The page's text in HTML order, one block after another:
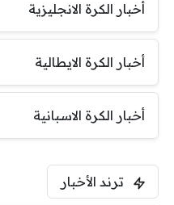
اودينيزي
8:00 م
أخبار الكرة الانجليزية
أخبار الكرة الايطالية
أخبار الكرة الاسبانية
ترند الأخبار